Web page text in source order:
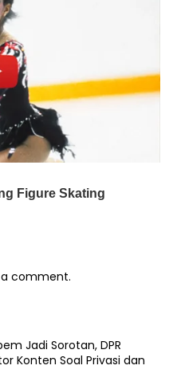
comment.
Jadi Sorotan, DPR
Konten Soal Privasi dan